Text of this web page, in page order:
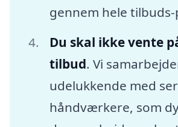
gennem hele
Du skal ikke vente
tilbud. Vi
udelukkende med
håndværkere, som